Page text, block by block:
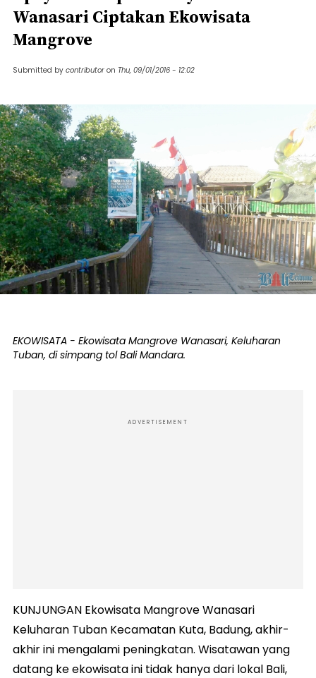
Wanasari Ciptakan Ekowisata
Mangrove
Submitted by contributor on Thu, 09/01/2016 - 12:02
EKOWISATA - Ekowisata Mangrove Wanasari, Keluharan
Tuban, di simpang tol Bali Mandara.
ADVERTISEMENT
KUNJUNGAN Ekowisata Mangrove Wanasari
Keluharan Tuban Kecamatan Kuta, Badung, akhir-
akhir ini mengalami peningkatan. Wisatawan yang
datang ke ekowisata ini tidak hanya dari lokal Bali,